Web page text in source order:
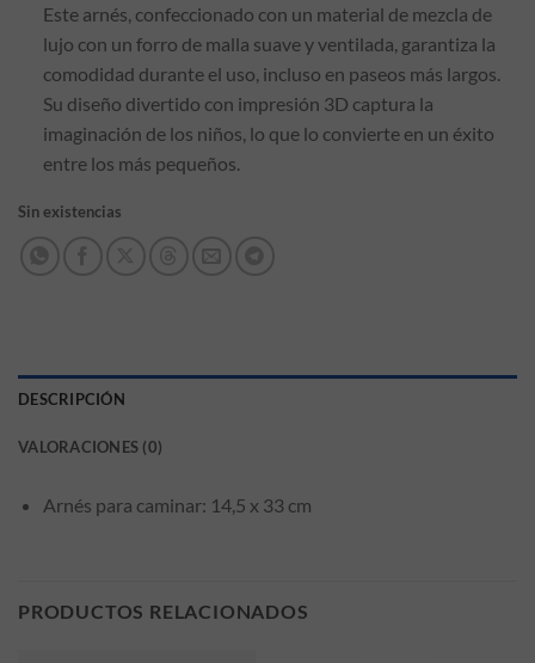
Este arnés, confeccionado con un material de mezcla de
lujo con un forro de malla suave y ventilada, garantiza la
comodidad durante el uso, incluso en paseos más largos.
Su diseño divertido con impresión 3D captura la
imaginación de los niños, lo que lo convierte en un éxito
entre los más pequeños.
Sin existencias
DESCRIPCIÓN
VALORACIONES (0)
Arnés para caminar: 14,5 x 33 cm
PRODUCTOS RELACIONADOS